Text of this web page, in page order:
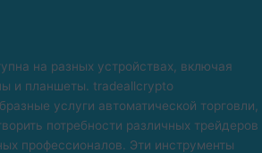
на разных устройствах, включая
и планшеты. tradeallcrypto
услуги автоматической торговли,
потребности различных трейдеров
профессионалов. Эти инструменты